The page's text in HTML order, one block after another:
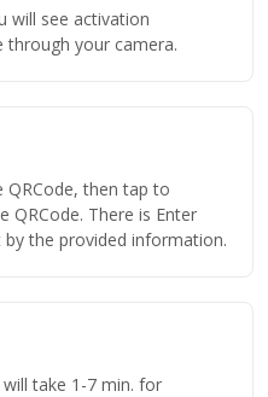
will see activation
through your camera.
then tap to
QRCode. There is Enter
the provided information.
take 1-7 min. for